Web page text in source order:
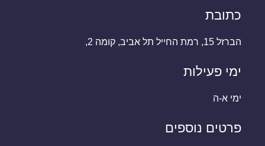
כתובת
הברזל 15, רמת החייל תל אביב, קומה 2,
ימי פעילות
ימי א-ה
פרטים נוספים